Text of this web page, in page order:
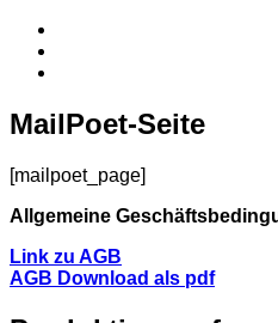
MailPoet-Seite
[mailpoet_page]
Allgemeine
Link zu AGB
AGB Download als pdf